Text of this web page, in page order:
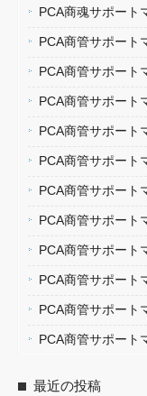
PCA商魂サポート
PCA商管サポート
PCA商管サポート
PCA商管サポート
PCA商管サポート
PCA商管サポート
PCA商管サポート
PCA商管サポート
PCA商管サポート
PCA商管サポート
PCA商管サポート
PCA商管サポート
最近の投稿